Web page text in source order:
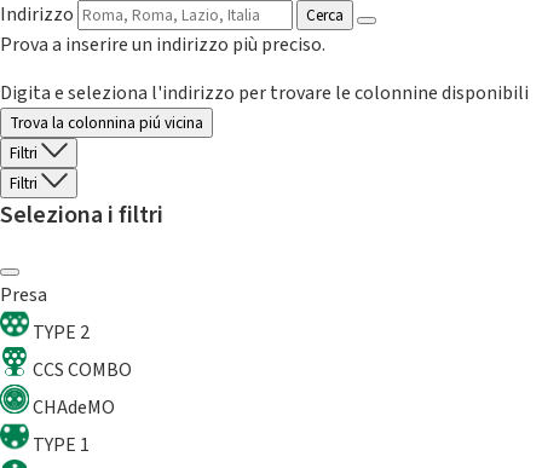
Indirizzo
Cerca
Prova a inserire un indirizzo più preciso.
Digita e seleziona l'indirizzo per trovare le colonnine disponibili
Trova la colonnina piú vicina
Filtri
Filtri
Seleziona i filtri
Presa
TYPE 2
CCS COMBO
CHAdeMO
TYPE 1